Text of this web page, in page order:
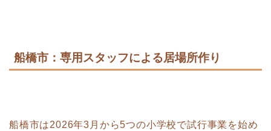
船橋市：専用スタッフによる居場所作り
船橋市は2026年3月から5つの小学校で試行事業を始め